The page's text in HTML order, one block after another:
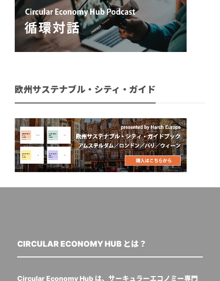
欧州サステナブル・シティ・ガイド
CIRCULAR ECONOMY HUB とは？
Circular Economy Hub は、サーキュラーエコノミー専門